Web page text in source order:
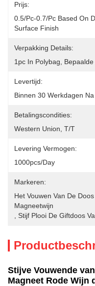
Prijs:
0.5/pc-0.7/pc Based On
Surface Finish
Verpakking Details:
1pc In Polybag,
Levertijd:
Binnen 30 Werkdagen
Betalingscondities:
Western Union, T/T
Levering Vermogen:
1000pcs/day
Markeren:
Het Vouwen Van De
Magneetwijn
Stijf Plooi De Giftdoos
Stijve Vouwende
Magneet Rode Wijn